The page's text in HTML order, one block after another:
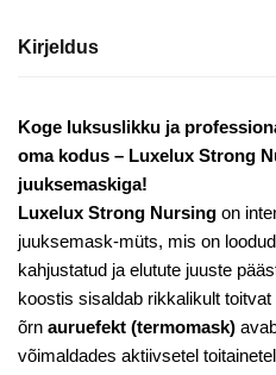
Nursing
Kirjeldus
Koge luksuslikku ja
oma kodus – Luxelux Strong
juuksemaskiga!
Luxelux Strong Nursing on
juuksemask-müts, mis on
kahjustatud ja elutute juuste
koostis sisaldab rikkalikult
õrn auruefekt (termomask)
võimaldades aktiivsetel